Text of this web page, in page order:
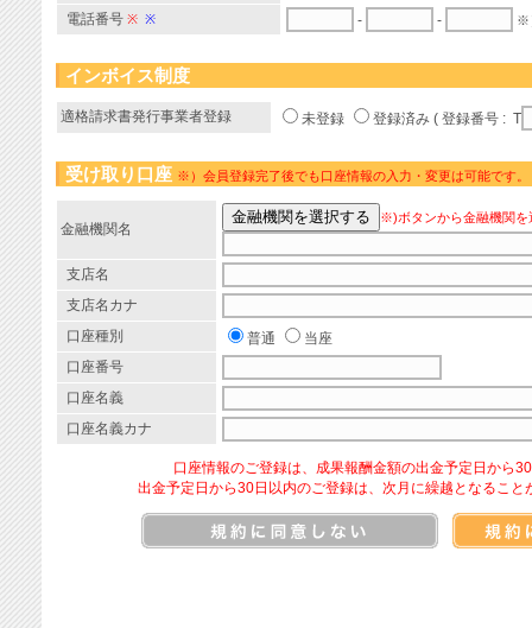
電話番号 ※ ※ - - ※
インボイス制度
適格請求書発行事業者登録 未登録 登録済み ( 登録番号 : T
受け取り口座 ※）会員登録完了後でも口座情報の入力・変更は可能です。
金融機関名
※)ボタンから金融機関を
支店名
支店名カナ
口座種別
普通
当座
口座番号
口座名義
口座名義カナ
口座情報のご登録は、成果報酬金額の出金予定日から
出金予定日から30日以内のご登録は、次月に繰越となるこ